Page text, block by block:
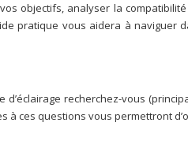
objectifs, analyser la
pratique vous aidera à naviguer
recherchez-vous
à ces questions vous permettront